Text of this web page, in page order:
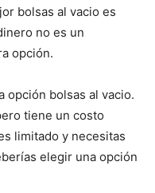
bolsas al vacio es
no es un
opción.
opción bolsas al vacio.
tiene un costo
limitado y necesitas
elegir una opción